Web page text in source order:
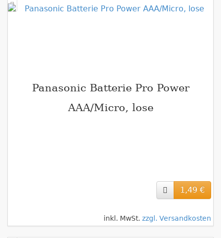
Panasonic Batterie Pro Power
AAA/Micro, lose
1,49 €
inkl. MwSt. zzgl. Versandkosten